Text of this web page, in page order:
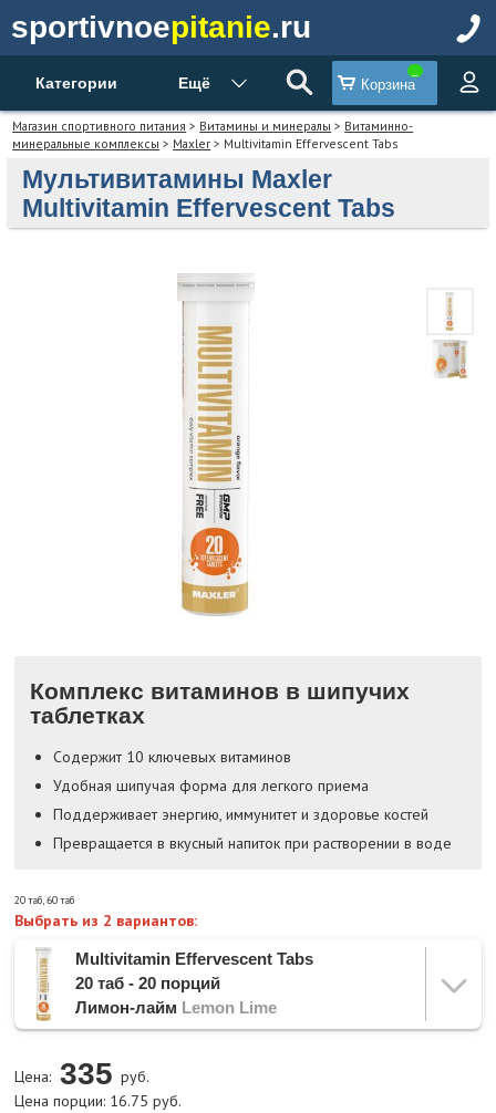
sportivnoepitanie.ru
Категории Ещё Корзина
Магазин спортивного питания > Витамины и минералы > Витаминно-
минеральные комплексы > Maxler > Multivitamin Effervescent Tabs
Мультивитамины Maxler
Multivitamin Effervescent Tabs
Комплекс витаминов в шипучих
таблетках
Содержит 10 ключевых витаминов
Удобная шипучая форма для легкого приема
Поддерживает энергию, иммунитет и здоровье костей
Превращается в вкусный напиток при растворении в воде
20 таб,60 таб
Выбрать из 2 вариантов:
Multivitamin Effervescent Tabs
20 таб - 20 порций
Лимон-лайм Lemon Lime
Цена: 335 руб.
Цена порции: 16.75 руб.